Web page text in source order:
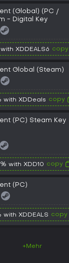
(Global) (PC /
- Digital Key
XDDEALS6 copy
Global (Steam)
with XDDeals copy
Key
with XDD10 copy
(PC)
with XDDEALS copy
+Mehr